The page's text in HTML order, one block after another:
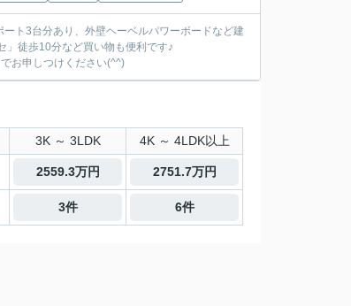
ト3台分あり、外壁ヘーベルパワーボードなど建
徒歩10分など買い物も便利です♪
お申しつけください(^^)
3K ～ 3LDK 4K ～ 4LDK以上
2559.3万円 2751.7万円
3件 6件